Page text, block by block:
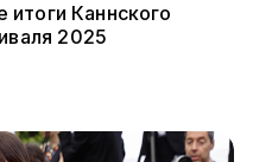
Каннского
2025